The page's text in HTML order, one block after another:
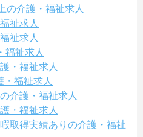
の介護・福祉求人
祉求人
祉求人
福祉求人
・福祉求人
・福祉求人
介護・福祉求人
・福祉求人
取得実績ありの介護・福祉